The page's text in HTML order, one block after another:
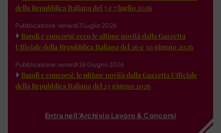
della Repubblica Italiana del 3 e 7 luglio 2026
Pubblicazione: venerdì 3 Luglio 2026
Bandi e concorsi: ecco le ultime novità dalla Gazzetta
Ufficiale della Repubblica Italiana del 26 e 30 giugno 2026
Pubblicazione: venerdì 26 Giugno 2026
Bandi e concorsi: le ultime novità dalla Gazzetta Ufficiale
della Repubblica Italiana del 23 giugno 2026
Entra nell'Archivio Lavoro & Concorsi